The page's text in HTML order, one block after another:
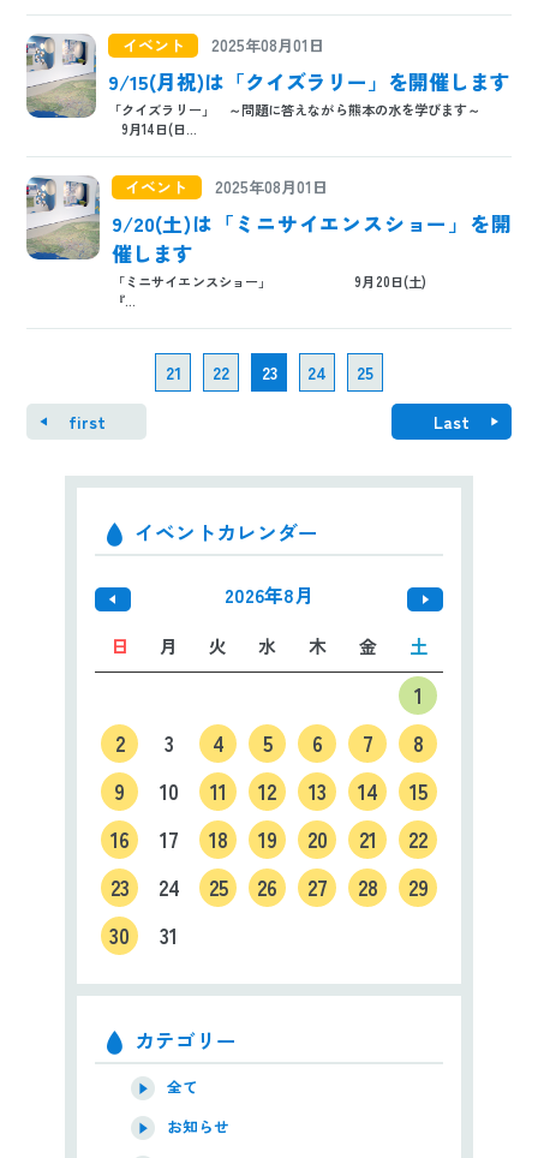
イベント 2025年08月01日
9/15(月祝)は「クイズラリー」を開催します
「クイズラリー」 ～問題に答えながら熊本の水を学びます～
9月14日(日...
イベント 2025年08月01日
9/20(土)は「ミニサイエンスショー」を開
催します
「ミニサイエンスショー」 9月20日(土)
『...
first
21 22 23 24 25
Last
イベントカレンダー
2026年8月
日 月 火 水 木 金 土
1
2
3 4 5 6 7
8
9
10 11 12 13 14
15
16
17 18 19 20 21
22
23
24 25 26 27 28
29
30
31
カテゴリー
全て
お知らせ